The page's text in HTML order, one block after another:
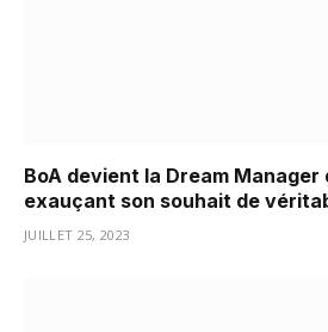
BoA devient la Dream Manager
exauçant son souhait de
JUILLET 25, 2023